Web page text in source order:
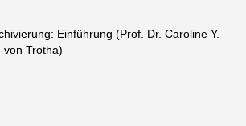
Einführung (Prof. Dr. Caroline Y.
von Trotha)